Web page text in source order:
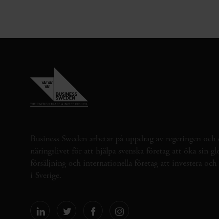
Business Sweden arbetar på uppdrag av regeringen
näringslivet för att hjälpa svenska företag att öka sin
försäljning och internationella företag att investera och
i Sverige.